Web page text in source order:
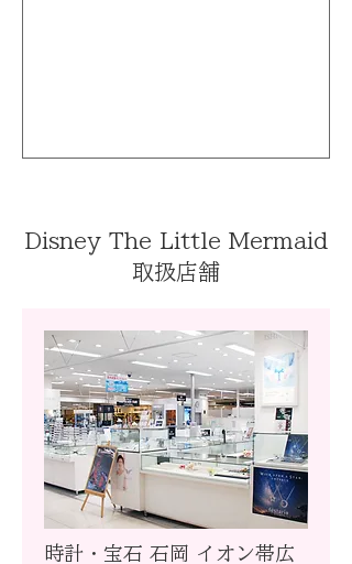
Disney The Little Mermaid
取扱店舗
時計・宝石 石岡 イオン帯広